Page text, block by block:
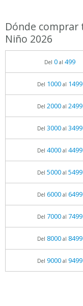
Dónde comprar
Niño 2026
Del 0al 499
Del 1000al 1499
Del 2000al 2499
Del 3000al 3499
Del 4000al 4499
Del 5000al 5499
Del 6000al 6499
Del 7000al 7499
Del 8000al 8499
Del 9000al 9499